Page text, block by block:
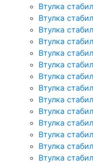
Втулка
Втулка
Втулка
Втулка
Втулка
Втулка
Втулка
Втулка
Втулка
Втулка
Втулка
Втулка
Втулка
Втулка